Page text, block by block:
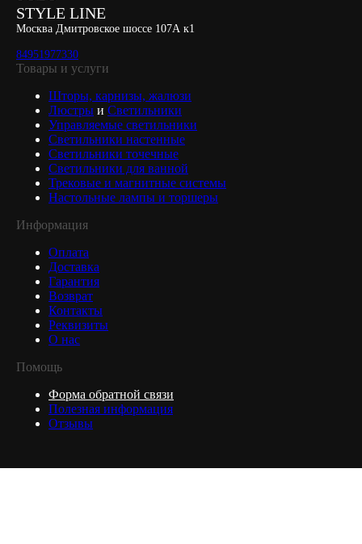
STYLE LINE
Москва Дмитровское шоссе 107А к1
84951977330
Товары и услуги
Шторы, карнизы, жалюзи
Люстры и Светильники
Управляемые светильники
Светильники настенные
Светильники точечные
Светильники для ванной
Трековые и магнитные системы
Настольные лампы и торшеры
Информация
Оплата
Доставка
Гарантия
Возврат
Контакты
Реквизиты
О нас
Помощь
Форма обратной связи
Полезная информация
Отзывы